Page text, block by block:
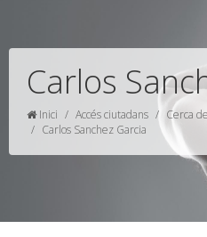
Carlos
Inici Accés ciutadans
Cerca
Carlos Sanchez Garcia